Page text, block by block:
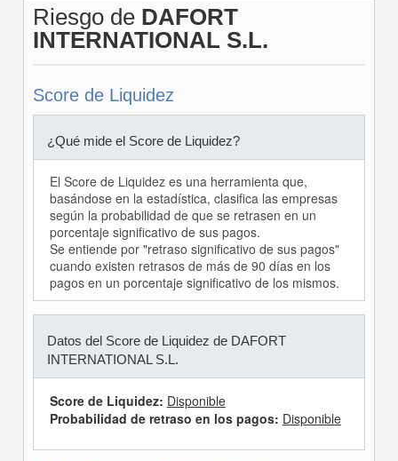
Riesgo de DAFORT
INTERNATIONAL S.L.
Score de Liquidez
¿Qué mide el Score de Liquidez?
El Score de Liquidez es una herramienta que,
basándose en la estadística, clasifica las empresas
según la probabilidad de que se retrasen en un
porcentaje significativo de sus pagos.
Se entiende por "retraso significativo de sus pagos"
cuando existen retrasos de más de 90 días en los
pagos en un porcentaje significativo de los mismos.
Datos del Score de Liquidez de DAFORT
INTERNATIONAL S.L.
Score de Liquidez: Disponible
Probabilidad de retraso en los pagos: Disponible